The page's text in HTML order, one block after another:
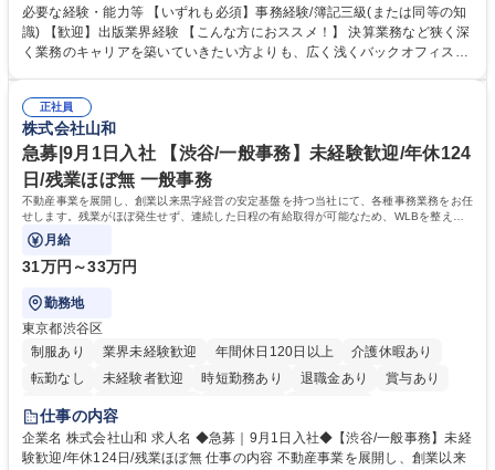
で幅広いバックオフィス業務を習得いただきます。 具体的には■総務：備
品補充、採用に関するスケジュール調整など■経理；経費精算、入出金管
理、提示支払業務、問い合わせ対応など。 社員とのコミュニケーションを
す。 募集職種 【東京/総務・経理・人事】老舗出版社の管理部スタッフ/年
休124日/未経験歓迎
必要な経験・能力等 【いずれも必須】事務経験/簿記三級(または同等の知
識) 【歓迎】出版業界経験 【こんな方におススメ！】 決算業務など狭く深
く業務のキャリアを築いていきたい方よりも、広く浅くバックオフィスの
正社員
株式会社山和
急募|9月1日入社 【渋谷/一般事務】未経験歓迎/年休124
日/残業ほぼ無 一般事務
不動産事業を展開し、創業以来黒字経営の安定基盤を持つ当社にて、各種事務業務をお任
せします。残業がほぼ発生せず、連続した日程の有給取得が可能なため、WLBを整えた
い方にお勧めの環境です！
月給
31万円～33万円
勤務地
東京都渋谷区
制服あり
業界未経験歓迎 年間休日120日以上
介護休暇あり
転勤なし
未経験者歓迎 時短勤務あり 退職金あり
賞与あり
育休あり
完全週休2日制
仕事の内容
企業名 株式会社山和 求人名 ◆急募｜9月1日入社◆【渋谷/一般事務】未経
験歓迎/年休124日/残業ほぼ無 仕事の内容 不動産事業を展開し、創業以来